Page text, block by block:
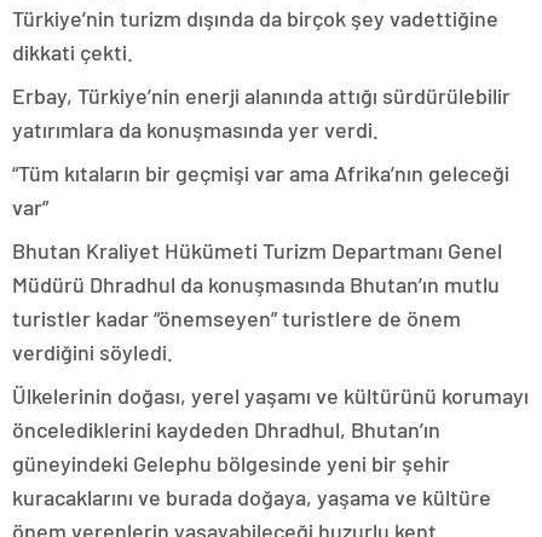
Türkiye’nin turizm dışında da birçok şey vadettiğine
dikkati çekti.
Erbay, Türkiye’nin enerji alanında attığı sürdürülebilir
yatırımlara da konuşmasında yer verdi.
“Tüm kıtaların bir geçmişi var ama Afrika’nın geleceği
var”
Bhutan Kraliyet Hükümeti Turizm Departmanı Genel
Müdürü Dhradhul da konuşmasında Bhutan’ın mutlu
turistler kadar “önemseyen” turistlere de önem
verdiğini söyledi.
Ülkelerinin doğası, yerel yaşamı ve kültürünü korumayı
öncelediklerini kaydeden Dhradhul, Bhutan’ın
güneyindeki Gelephu bölgesinde yeni bir şehir
kuracaklarını ve burada doğaya, yaşama ve kültüre
önem verenlerin yaşayabileceği huzurlu kent